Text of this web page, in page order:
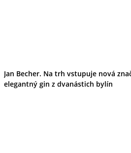
Jan Becher. Na trh vstupuje nová
elegantný gin z dvanástich bylín